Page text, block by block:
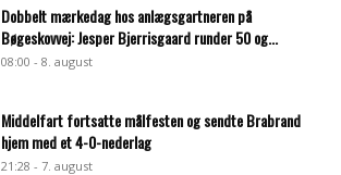
Dobbelt mærkedag hos anlægsgartneren på
Bøgeskovvej: Jesper Bjerrisgaard runder 50 og...
08:00 - 8. august
Middelfart fortsatte målfesten og sendte Brabrand
hjem med et 4-0-nederlag
21:28 - 7. august